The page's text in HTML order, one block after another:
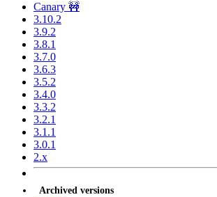
Canary 🚧
3.10.2
3.9.2
3.8.1
3.7.0
3.6.3
3.5.2
3.4.0
3.3.2
3.2.1
3.1.1
3.0.1
2.x
Archived versions